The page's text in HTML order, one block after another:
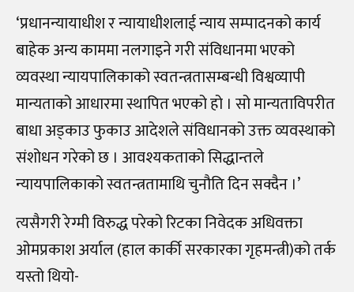
‘प्रधानन्यायाधीश र न्यायाधीशलाई न्याय सम्पादनको कार्य
बाहेक अन्य काममा नलगाइने गरी संविधानमा भएको
व्यवस्था न्यायपालिकाको स्वतन्त्रतासम्बन्धी विश्वव्यापी
मान्यताको आधारमा स्थापित भएको हो । सो मान्यताविपरीत
बाधा अड्काउ फुकाउ आदेशले संविधानको उक्त व्यवस्थाको
संशोधन गरेको छ । आवश्यकताको सिद्धान्तले
न्यायपालिकाको स्वतन्त्रतामाथि चुनौति दिन सक्दैन ।’
त्यसैगरी रेग्मी विरुद्ध परेको रिटका निवेदक अधिवक्ता
ओमप्रकाश अर्याल (हाल कार्की सरकारका गृहमन्त्री)को तर्क
यस्तो थियो-